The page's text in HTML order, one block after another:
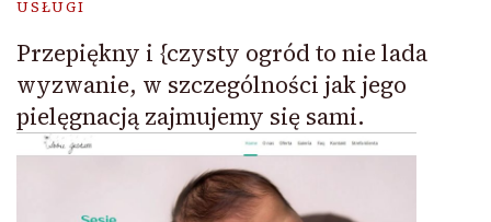
USŁUGI
Przepiękny i {czysty ogród to nie lada
wyzwanie, w szczególności jak jego
pielęgnacją zajmujemy się sami.